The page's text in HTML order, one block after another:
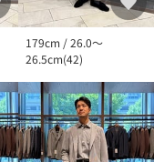
179cm / 26.0～
26.5cm(42)